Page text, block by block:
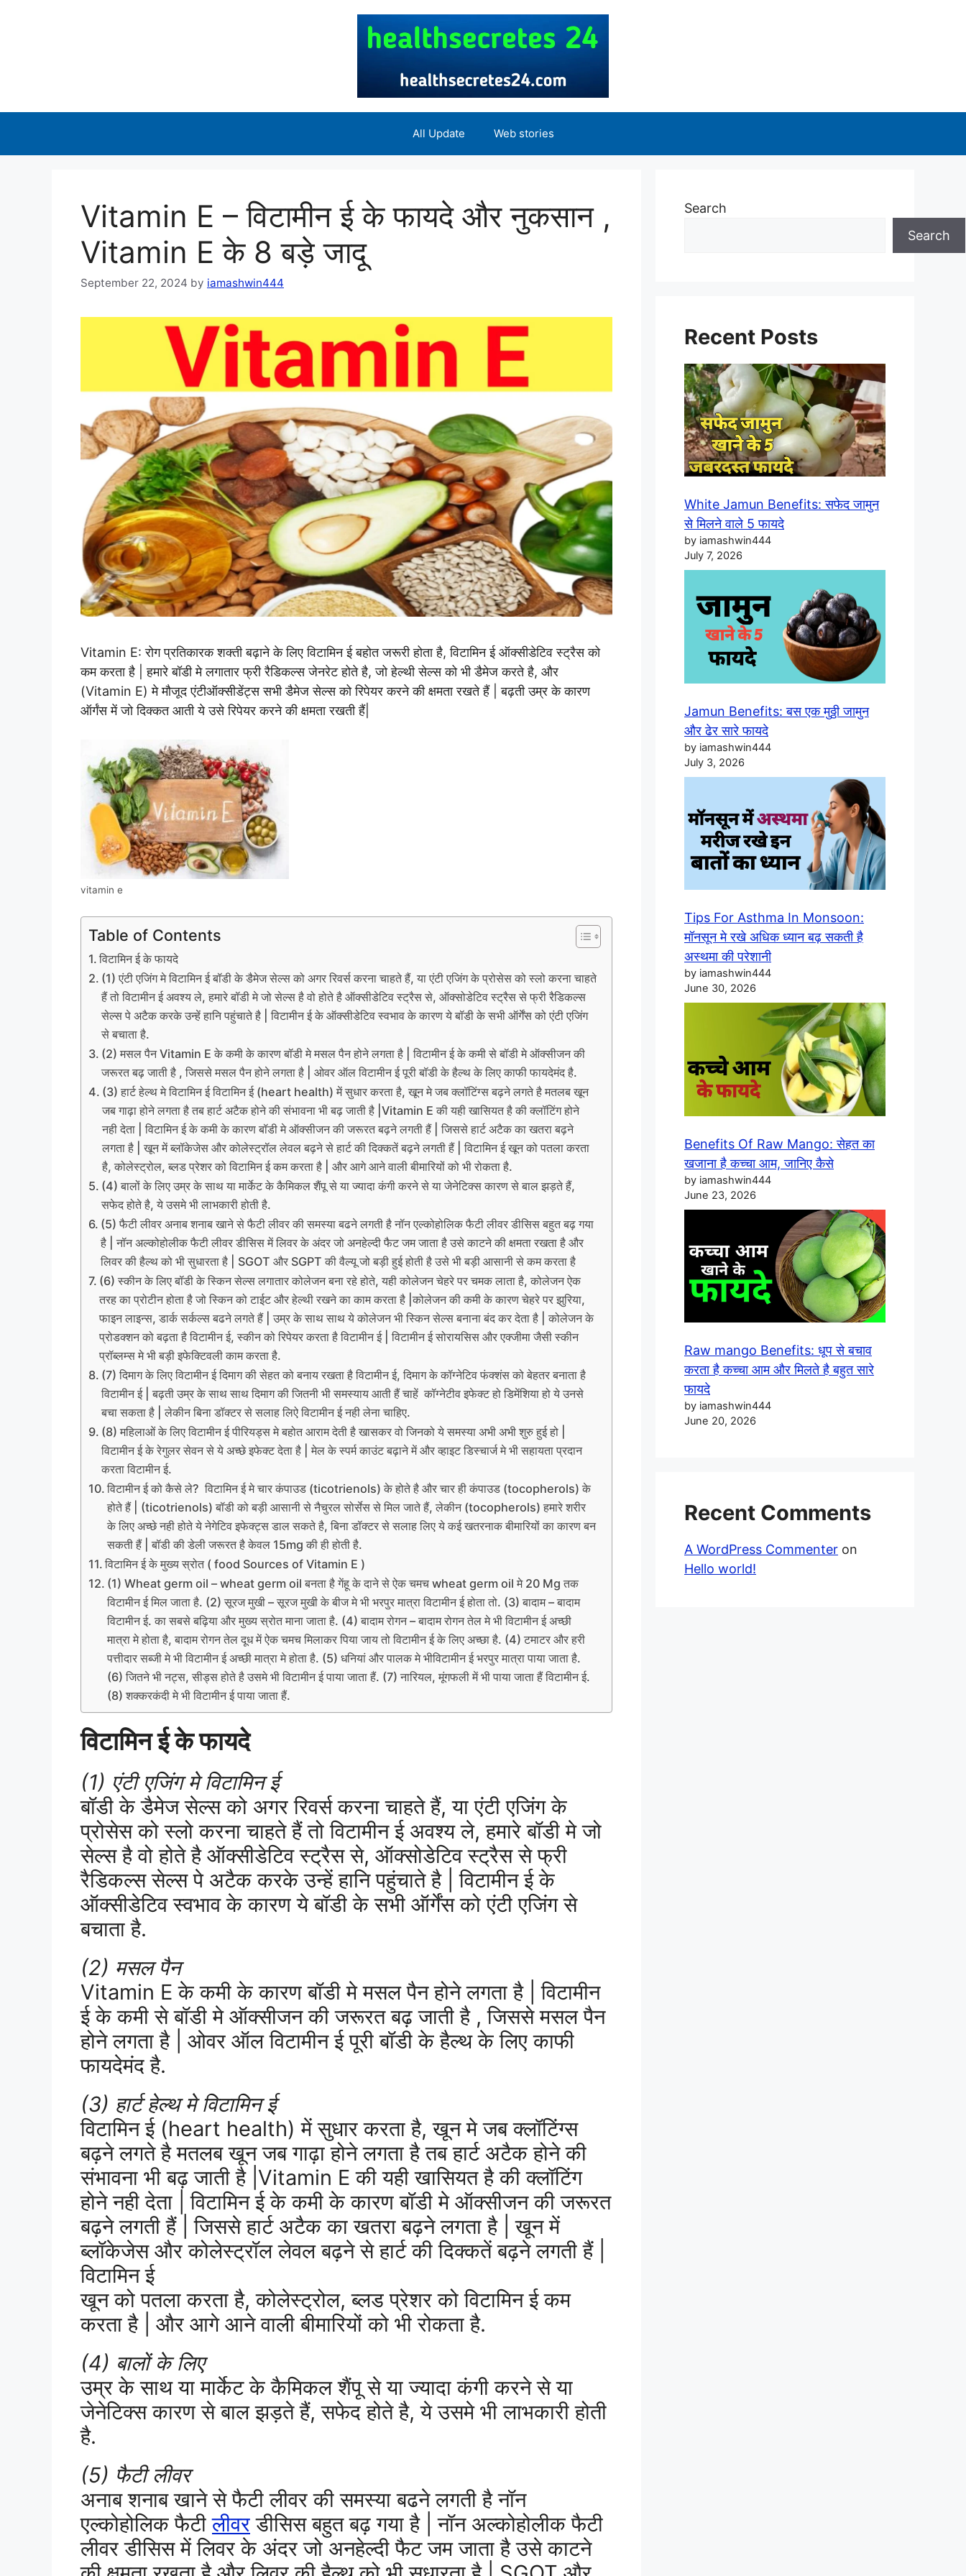
All Update Web stories
Vitamin E – विटामीन ई के फायदे और नुकसान ,
Vitamin E के 8 बड़े जादू
September 22, 2024 by iamashwin444
Vitamin E: रोग प्रतिकारक शक्ती बढ़ाने के लिए विटामिन ई बहोत जरूरी होता है, विटामिन ई ऑक्सीडेटिव स्ट्रैस को
कम करता है | हमारे बॉडी मे लगातार फ्री रैडिकल्स जेनरेट होते है, जो हेल्थी सेल्स को भी डैमेज करते है, और
(Vitamin E) मे मौजूद एंटीऑक्सीडेंट्स सभी डैमेज सेल्स को रिपेयर करने की क्षमता रखते हैं | बढ़ती उम्र के कारण
ऑर्गंस में जो दिक्कत आती ये उसे रिपेयर करने की क्षमता रखती हैं|
vitamin e
Table of Contents
विटामिन ई के फायदे
(1) एंटी एजिंग मे विटामिन ई बॉडी के डैमेज सेल्स को अगर रिवर्स करना चाहते हैं, या एंटी एजिंग के प्रोसेस को स्लो करना चाहते
हैं तो विटामीन ई अवश्य ले, हमारे बॉडी मे जो सेल्स है वो होते है ऑक्सीडेटिव स्ट्रैस से, ऑक्सोडेटिव स्ट्रैस से फ्री रैडिकल्स
सेल्स पे अटैक करके उन्हें हानि पहुंचाते है | विटामीन ई के ऑक्सीडेटिव स्वभाव के कारण ये बॉडी के सभी ऑर्गेंस को एंटी एजिंग
से बचाता है.
(2) मसल पैन Vitamin E के कमी के कारण बॉडी मे मसल पैन होने लगता है | विटामीन ई के कमी से बॉडी मे ऑक्सीजन की
जरूरत बढ़ जाती है , जिससे मसल पैन होने लगता है | ओवर ऑल विटामीन ई पूरी बॉडी के हैल्थ के लिए काफी फायदेमंद है.
(3) हार्ट हेल्थ मे विटामिन ई विटामिन ई (heart health) में सुधार करता है, खून मे जब क्लॉटिंग्स बढ़ने लगते है मतलब खून
जब गाढ़ा होने लगता है तब हार्ट अटैक होने की संभावना भी बढ़ जाती है |Vitamin E की यही खासियत है की क्लॉटिंग होने
नही देता | विटामिन ई के कमी के कारण बॉडी मे ऑक्सीजन की जरूरत बढ़ने लगती हैं | जिससे हार्ट अटैक का खतरा बढ़ने
लगता है | खून में ब्लॉकेजेस और कोलेस्ट्रॉल लेवल बढ़ने से हार्ट की दिक्कतें बढ़ने लगती हैं | विटामिन ई खून को पतला करता
है, कोलेस्ट्रोल, ब्लड प्रेशर को विटामिन ई कम करता है | और आगे आने वाली बीमारियों को भी रोकता है.
(4) बालों के लिए उम्र के साथ या मार्केट के कैमिकल शैंपू से या ज्यादा कंगी करने से या जेनेटिक्स कारण से बाल झड़ते हैं,
सफेद होते है, ये उसमे भी लाभकारी होती है.
(5) फैटी लीवर अनाब शनाब खाने से फैटी लीवर की समस्या बढने लगती है नॉन एल्कोहोलिक फैटी लीवर डीसिस बहुत बढ़ गया
है | नॉन अल्कोहोलीक फैटी लीवर डीसिस में लिवर के अंदर जो अनहेल्दी फैट जम जाता है उसे काटने की क्षमता रखता है और
लिवर की हैल्थ को भी सुधारता है | SGOT और SGPT की वैल्यू जो बड़ी हुई होती है उसे भी बड़ी आसानी से कम करता है
(6) स्कीन के लिए बॉडी के स्किन सेल्स लगातार कोलेजन बना रहे होते, यही कोलेजन चेहरे पर चमक लाता है, कोलेजन ऐक
तरह का प्रोटीन होता है जो स्किन को टाईट और हेल्थी रखने का काम करता है |कोलेजन की कमी के कारण चेहरे पर झुरिया,
फाइन लाइन्स, डार्क सर्कल्स बढने लगते हैं | उम्र के साथ साथ ये कोलेजन भी स्किन सेल्स बनाना बंद कर देता है | कोलेजन के
प्रोडक्शन को बढ़ता है विटामीन ई, स्कीन को रिपेयर करता है विटामीन ई | विटामीन ई सोरायसिस और एक्जीमा जैसी स्कीन
प्रॉब्लम्स मे भी बड़ी इफेक्टिवली काम करता है.
(7) दिमाग के लिए विटामीन ई दिमाग की सेहत को बनाय रखता है विटामीन ई, दिमाग के कॉग्नेटिव फंक्शंस को बेहतर बनाता है
विटामीन ई | बढ़ती उम्र के साथ साथ दिमाग की जितनी भी समस्याय आती हैं चाहें कॉग्नेटीव इफेक्ट हो डिमेंशिया हो ये उनसे
बचा सकता है | लेकीन बिना डॉक्टर से सलाह लिऐ विटामीन ई नही लेना चाहिए.
(8) महिलाओं के लिए विटामीन ई पीरियड्स मे बहोत आराम देती है खासकर वो जिनको ये समस्या अभी अभी शुरु हुई हो |
विटामीन ई के रेगुलर सेवन से ये अच्छे इफेक्ट देता है | मेल के स्पर्म काउंट बढ़ाने में और व्हाइट डिस्चार्ज मे भी सहायता प्रदान
करता विटामीन ई.
विटामीन ई को कैसे ले? विटामिन ई मे चार कंपाउड (ticotrienols) के होते है और चार ही कंपाउड (tocopherols) के
होते हैं | (ticotrienols) बॉडी को बड़ी आसानी से नैचुरल सोर्सेस से मिल जाते हैं, लेकीन (tocopherols) हमारे शरीर
के लिए अच्छे नही होते ये नेगेटिव इफेक्ट्स डाल सकते है, बिना डॉक्टर से सलाह लिए ये कई खतरनाक बीमारियों का कारण बन
सकती हैं | बॉडी की डेली जरूरत है केवल 15mg की ही होती है.
विटामिन ई के मुख्य स्रोत ( food Sources of Vitamin E )
(1) Wheat germ oil – wheat germ oil बनता है गेंहू के दाने से ऐक चमच wheat germ oil मे 20 Mg तक
विटामीन ई मिल जाता है. (2) सूरज मुखी – सूरज मुखी के बीज मे भी भरपुर मात्रा विटामीन ई होता तो. (3) बादाम – बादाम
विटामीन ई. का सबसे बढ़िया और मुख्य स्रोत माना जाता है. (4) बादाम रोगन – बादाम रोगन तेल मे भी विटामीन ई अच्छी
मात्रा मे होता है, बादाम रोगन तेल दूध में ऐक चमच मिलाकर पिया जाय तो विटामीन ई के लिए अच्छा है. (4) टमाटर और हरी
पत्तीदार सब्जी मे भी विटामीन ई अच्छी मात्रा मे होता है. (5) धनियां और पालक मे भीविटामीन ई भरपुर मात्रा पाया जाता है.
(6) जितने भी नट्स, सीड्स होते है उसमे भी विटामीन ई पाया जाता हैं. (7) नारियल, मूंगफली में भी पाया जाता हैं विटामीन ई.
(8) शक्करकंदी मे भी विटामीन ई पाया जाता हैं.
विटामिन ई के फायदे
(1) एंटी एजिंग मे विटामिन ई
बॉडी के डैमेज सेल्स को अगर रिवर्स करना चाहते हैं, या एंटी एजिंग के
प्रोसेस को स्लो करना चाहते हैं तो विटामीन ई अवश्य ले, हमारे बॉडी मे जो
सेल्स है वो होते है ऑक्सीडेटिव स्ट्रैस से, ऑक्सोडेटिव स्ट्रैस से फ्री
रैडिकल्स सेल्स पे अटैक करके उन्हें हानि पहुंचाते है | विटामीन ई के
ऑक्सीडेटिव स्वभाव के कारण ये बॉडी के सभी ऑर्गेंस को एंटी एजिंग से
बचाता है.
(2) मसल पैन
Vitamin E के कमी के कारण बॉडी मे मसल पैन होने लगता है | विटामीन
ई के कमी से बॉडी मे ऑक्सीजन की जरूरत बढ़ जाती है , जिससे मसल पैन
होने लगता है | ओवर ऑल विटामीन ई पूरी बॉडी के हैल्थ के लिए काफी
फायदेमंद है.
(3) हार्ट हेल्थ मे विटामिन ई
विटामिन ई (heart health) में सुधार करता है, खून मे जब क्लॉटिंग्स
बढ़ने लगते है मतलब खून जब गाढ़ा होने लगता है तब हार्ट अटैक होने की
संभावना भी बढ़ जाती है |Vitamin E की यही खासियत है की क्लॉटिंग
होने नही देता | विटामिन ई के कमी के कारण बॉडी मे ऑक्सीजन की जरूरत
बढ़ने लगती हैं | जिससे हार्ट अटैक का खतरा बढ़ने लगता है | खून में
ब्लॉकेजेस और कोलेस्ट्रॉल लेवल बढ़ने से हार्ट की दिक्कतें बढ़ने लगती हैं |
विटामिन ई
खून को पतला करता है, कोलेस्ट्रोल, ब्लड प्रेशर को विटामिन ई कम
करता है | और आगे आने वाली बीमारियों को भी रोकता है.
(4) बालों के लिए
उम्र के साथ या मार्केट के कैमिकल शैंपू से या ज्यादा कंगी करने से या
जेनेटिक्स कारण से बाल झड़ते हैं, सफेद होते है, ये उसमे भी लाभकारी होती
है.
(5) फैटी लीवर
अनाब शनाब खाने से फैटी लीवर की समस्या बढने लगती है नॉन
एल्कोहोलिक फैटीलीवर डीसिस बहुत बढ़ गया है | नॉन अल्कोहोलीक फैटी
लीवर डीसिस में लिवर के अंदर जो अनहेल्दी फैट जम जाता है उसे काटने
Search
Search
Recent Posts
White Jamun Benefits: सफेद जामुन
से मिलने वाले 5 फायदे
by iamashwin444
July 7, 2026
Jamun Benefits: बस एक मुठ्ठी जामुन
और ढेर सारे फायदे
by iamashwin444
July 3, 2026
Tips For Asthma In Monsoon:
मॉनसून मे रखे अधिक ध्यान बढ़ सकती है
अस्थमा की परेशानी
by iamashwin444
June 30, 2026
Benefits Of Raw Mango: सेहत का
खजाना है कच्चा आम, जानिए कैसे
by iamashwin444
June 23, 2026
Raw mango Benefits: धूप से बचाव
करता है कच्चा आम और मिलते है बहुत सारे
फायदे
by iamashwin444
June 20, 2026
Recent Comments
A WordPress Commenter on
Hello world!